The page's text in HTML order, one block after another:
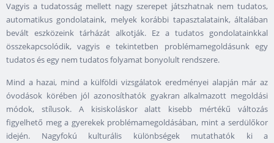
Vagyis a tudatosság mellett nagy szerepet játszhatnak nem tudatos,
automatikus gondolataink, melyek korábbi tapasztalataink, általában
bevált eszközeink tárházát alkotják. Ez a tudatos gondolatainkkal
összekapcsolódik, vagyis e tekintetben problémamegoldásunk egy
tudatos és egy nem tudatos folyamat bonyolult rendszere.
Mind a hazai, mind a külföldi vizsgálatok eredményei alapján már az
óvodások körében jól azonosíthatók gyakran alkalmazott megoldási
módok, stílusok. A kisiskoláskor alatt kisebb mértékű változás
figyelhető meg a gyerekek problémamegoldásában, mint a serdülőkor
idején. Nagyfokú kulturális különbségek mutathatók ki a